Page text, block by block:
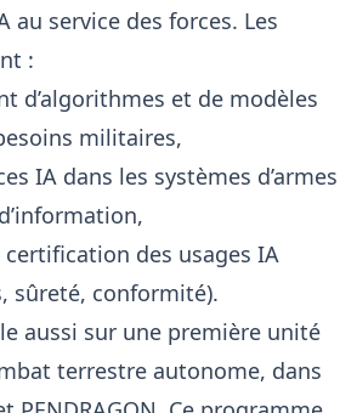
au service des forces. Les
:
d’algorithmes et de modèles
militaires,
IA dans les systèmes d’armes
certification des usages IA
sûreté, conformité).
aussi sur une première unité
terrestre autonome, dans